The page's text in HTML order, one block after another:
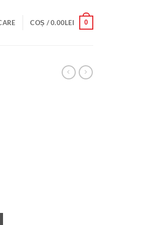
COȘ /0.00LEI 0
Head, Cod SP7EL001